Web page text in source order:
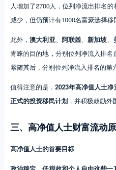
人增加了2700人，位列净流出排名
减少，但仍预计有1000名富豪选择移
此外，澳大利亚、 阿联酋、新加坡、
青睐的目的地，分别位列净流入排
紧随其后，分别位列净流入排名的第
值得注意的是，2023年高净值人士
正式的投资移民计划，并积极鼓励外
三、高净值人士财富流动
高净值人士的首要目标